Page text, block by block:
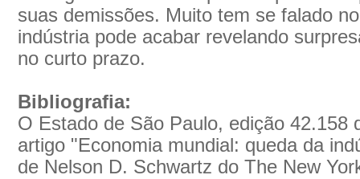
suas demissões. Muito tem se falado
indústria pode acabar revelando
no curto prazo.
Bibliografia:
O Estado de São Paulo, edição 42.158
artigo "Economia mundial: queda da
de Nelson D. Schwartz do The New